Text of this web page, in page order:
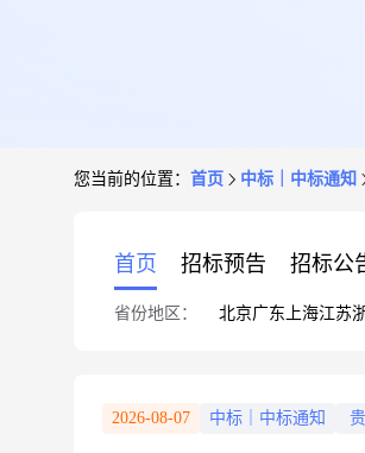
您当前的位置： 首页 中标｜中标通知
首页 招标预告 招标公
省份地区： 北京广东 上海江苏
2026-08-07 中标｜中标通知